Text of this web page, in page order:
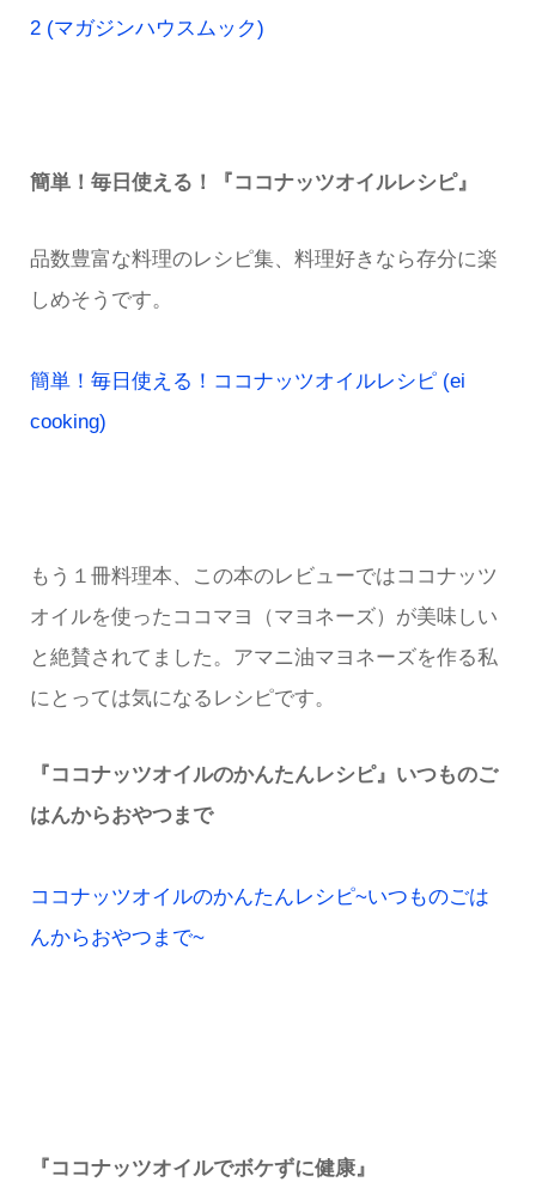
2 (マガジンハウスムック)
簡単！毎日使える！『ココナッツオイルレシピ』
品数豊富な料理のレシピ集、料理好きなら存分に楽
しめそうです。
簡単！毎日使える！ココナッツオイルレシピ (ei
cooking)
もう１冊料理本、この本のレビューではココナッツ
オイルを使ったココマヨ（マヨネーズ）が美味しい
と絶賛されてました。アマニ油マヨネーズを作る私
にとっては気になるレシピです。
『ココナッツオイルのかんたんレシピ』いつものご
はんからおやつまで
ココナッツオイルのかんたんレシピ~いつものごは
んからおやつまで~
『ココナッツオイルでボケずに健康』